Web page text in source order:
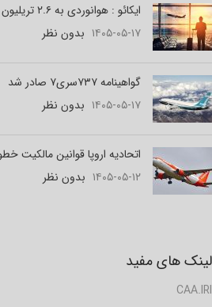
ایکائو : هوانوردی به ۲.۶ تریلیون دلار سرمایه‌گذاری نیاز دارد
۱۴۰۵-۰۵-۱۷ بدون نظر
گواهینامه ۷۳۷سری۷ صادر شد
۱۴۰۵-۰۵-۱۷ بدون نظر
اتحادیه اروپا قوانین مالکیت
۱۴۰۵-۰۵-۱۲ بدون نظر
لینک های مفید
CAA.IRI